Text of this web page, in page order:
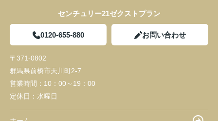
センチュリー21ゼクストプラン
0120-655-880 お問い合わせ
〒371-0802
群馬県前橋市天川町2-7
営業時間： 10：00～19：00
定休日： 水曜日